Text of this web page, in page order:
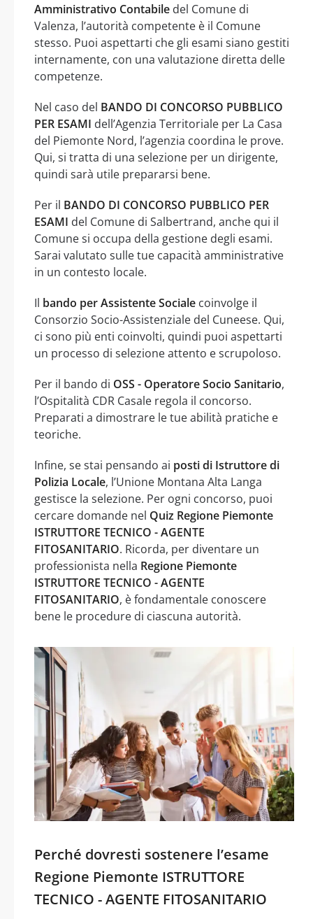
Amministrativo Contabile del Comune di
Valenza, l’autorità competente è il Comune
stesso. Puoi aspettarti che gli esami siano gestiti
internamente, con una valutazione diretta delle
competenze.
Nel caso del BANDO DI CONCORSO PUBBLICO
PER ESAMI dell’Agenzia Territoriale per La Casa
del Piemonte Nord, l’agenzia coordina le prove.
Qui, si tratta di una selezione per un dirigente,
quindi sarà utile prepararsi bene.
Per il BANDO DI CONCORSO PUBBLICO PER
ESAMI del Comune di Salbertrand, anche qui il
Comune si occupa della gestione degli esami.
Sarai valutato sulle tue capacità amministrative
in un contesto locale.
Il bando per Assistente Sociale coinvolge il
Consorzio Socio-Assistenziale del Cuneese. Qui,
ci sono più enti coinvolti, quindi puoi aspettarti
un processo di selezione attento e scrupoloso.
Per il bando di OSS - Operatore Socio Sanitario,
l’Ospitalità CDR Casale regola il concorso.
Preparati a dimostrare le tue abilità pratiche e
teoriche.
Infine, se stai pensando ai posti di Istruttore di
Polizia Locale, l’Unione Montana Alta Langa
gestisce la selezione. Per ogni concorso, puoi
cercare domande nel Quiz Regione Piemonte
ISTRUTTORE TECNICO - AGENTE
FITOSANITARIO. Ricorda, per diventare un
professionista nella Regione Piemonte
ISTRUTTORE TECNICO - AGENTE
FITOSANITARIO, è fondamentale conoscere
bene le procedure di ciascuna autorità.
Perché dovresti sostenere l’esame
Regione Piemonte ISTRUTTORE
TECNICO - AGENTE FITOSANITARIO